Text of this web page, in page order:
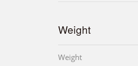
Weight
Weight